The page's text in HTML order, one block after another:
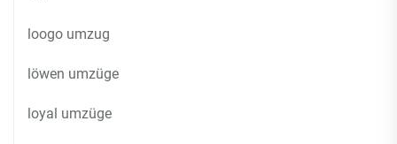
loogo umzug
löwen umzüge
loyal umzüge